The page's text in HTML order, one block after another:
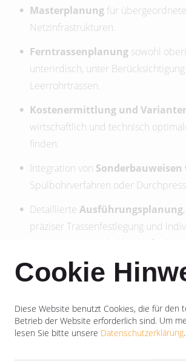
Masterplanung für übergeordnete
Netzinfrastrukturen.
Ferntrassenplanung sowohl
unterirdisch, unter
Leerrohrtrassen.
Kostenermittlung und
wirtschaftlich und technisch
finden.
Integration von Sonderbauweisen
Spülbohrverfahren oder
Detaillierte Ausführungsplanung
präziser Trassenfestlegung und
Detailplanung nach Ihren
Cookie
Diese Website benutzt Cookies, die für den
Betrieb der Website erforderlich sind. Um
lesen Sie bitte unsere Datenschutzerklärung.